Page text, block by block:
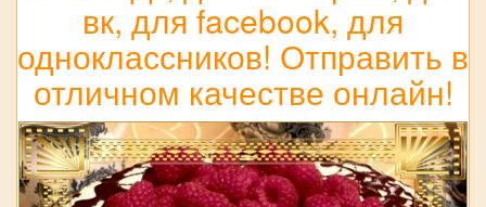
вк, для facebook, для
одноклассников! Отправить в
отличном качестве онлайн!